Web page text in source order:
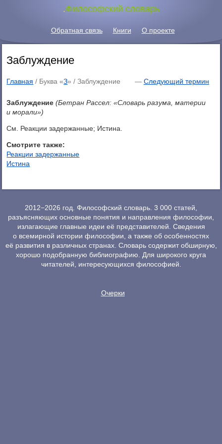
.Философский словарь
Обратная связь Книги О проекте
Заблуждение
Главная / Буква «З» /Заблуждение — Следующий термин
Заблуждение (Бетран Рассел: «Словарь разума, материи
и морали»)
См. Реакции задержанные; Истина.
Смотрите также:
Реакции задержанные
Истина
2012−2026 год. Философский словарь. 3 000 статей,
разъясняющих основные понятия и направления философии,
излагающие главные идеи её представителей. Сведения
о всемирной истории философии, а также об особенностях
её развития в различных странах. Словарь содержит обширную,
хорошо подобранную библиографию. Для широкого круга
читателей, интересующихся философией.
Очерки